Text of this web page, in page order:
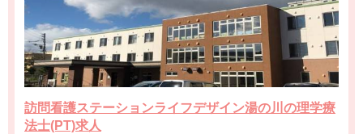
訪問看護ステーションライフデザイン湯の川の理学療
法士(PT)求人